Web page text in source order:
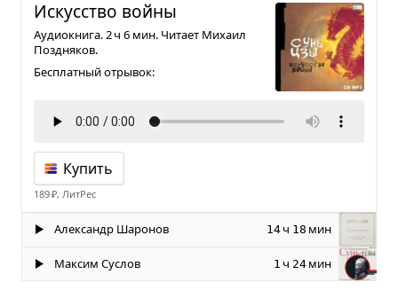
Искус­ство войны
Аудиокнига. 2 ч 6 мин. Читает Михаил
Поздняков.
Бесплатный отрывок:
Купить
189 ₽, ЛитРес
Александр Шаронов 14 ч 18 мин
Максим Суслов 1 ч 24 мин